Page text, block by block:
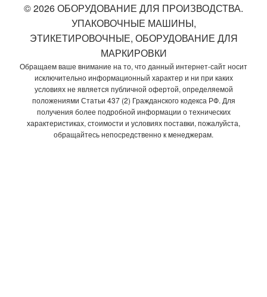
© 2026 ОБОРУДОВАНИЕ ДЛЯ ПРОИЗВОДСТВА.
УПАКОВОЧНЫЕ МАШИНЫ,
ЭТИКЕТИРОВОЧНЫЕ, ОБОРУДОВАНИЕ ДЛЯ
МАРКИРОВКИ
Обращаем ваше внимание на то, что данный интернет-сайт носит
исключительно информационный характер и ни при каких
условиях не является публичной офертой, определяемой
положениями Статьи 437 (2) Гражданского кодекса РФ. Для
получения более подробной информации о технических
характеристиках, стоимости и условиях поставки, пожалуйста,
обращайтесь непосредственно к менеджерам.